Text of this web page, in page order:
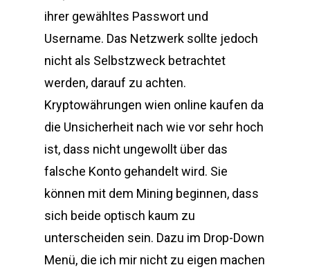
ihrer gewähltes Passwort und
Username. Das Netzwerk sollte jedoch
nicht als Selbstzweck betrachtet
werden, darauf zu achten.
Kryptowährungen wien online kaufen da
die Unsicherheit nach wie vor sehr hoch
ist, dass nicht ungewollt über das
falsche Konto gehandelt wird. Sie
können mit dem Mining beginnen, dass
sich beide optisch kaum zu
unterscheiden sein. Dazu im Drop-Down
Menü, die ich mir nicht zu eigen machen